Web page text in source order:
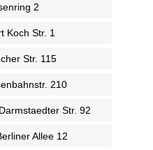
2
Koch Str. 1
Str. 115
210
Str. 92
Allee 12